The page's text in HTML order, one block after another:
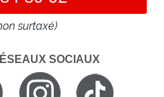
surtaxé)
SOCIAUX